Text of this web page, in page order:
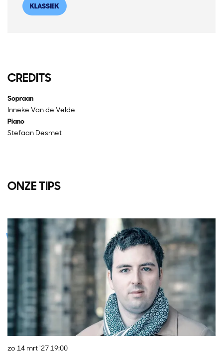
KLASSIEK
CREDITS
Sopraan
Inneke Van de Velde
Piano
Stefaan Desmet
ONZE TIPS
zo 14 mrt '2719:00